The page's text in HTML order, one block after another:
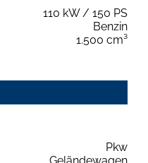
110 kW / 150 PS
Benzin
1.500 cm³
Pkw